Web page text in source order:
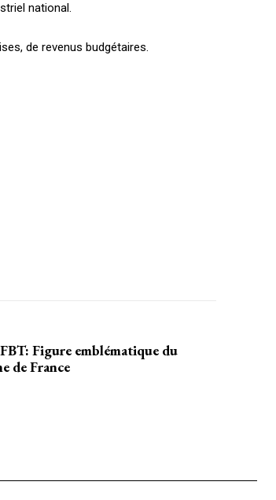
national.
de revenus budgétaires.
Figure emblématique du
de France